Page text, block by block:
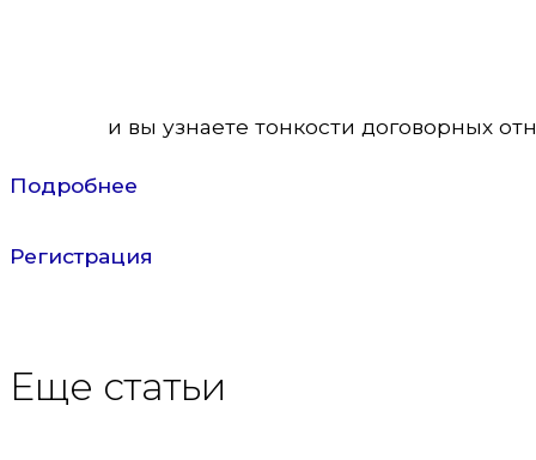
и вы узнаете тонкости договорных
Подробнее
Регистрация
Еще статьи